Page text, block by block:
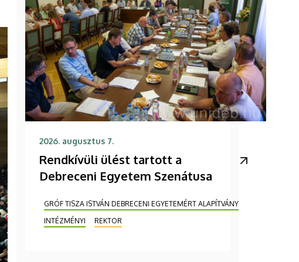
2026. augusztus 7.
Rendkívüli ülést tartott a
Debreceni Egyetem Szenátusa
GRÓF TISZA ISTVÁN DEBRECENI EGYETEMÉRT ALAPÍTVÁNY
INTÉZMÉNYI
REKTOR